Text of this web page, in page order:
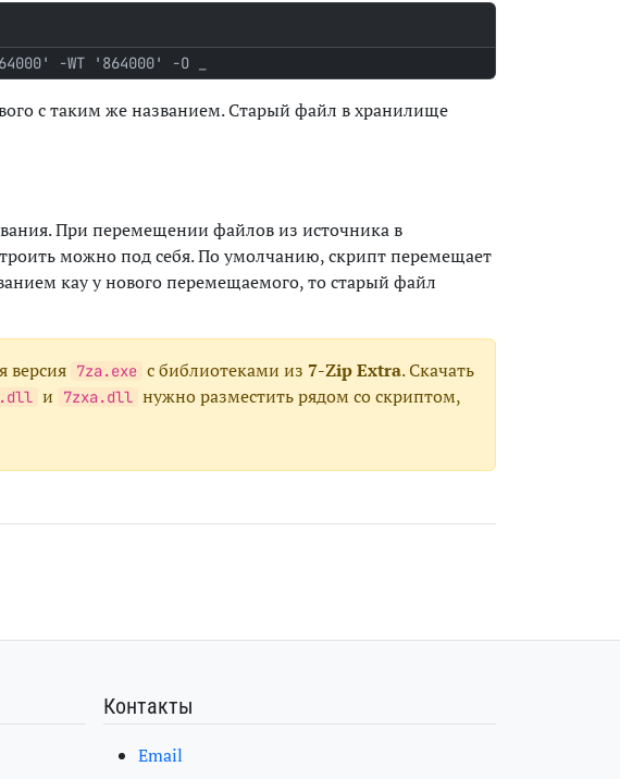
-WT '864000' -O
с таким же названием. Старый файл в хранилище
При перемещении файлов из источника в
можно под себя. По умолчанию, скрипт перемещает
кау у нового перемещаемого, то старый файл
версия 7za.exe с библиотеками из 7-Zip Extra. Скачать
и 7zxa.dll нужно разместить рядом со скриптом,
Контакты
Email